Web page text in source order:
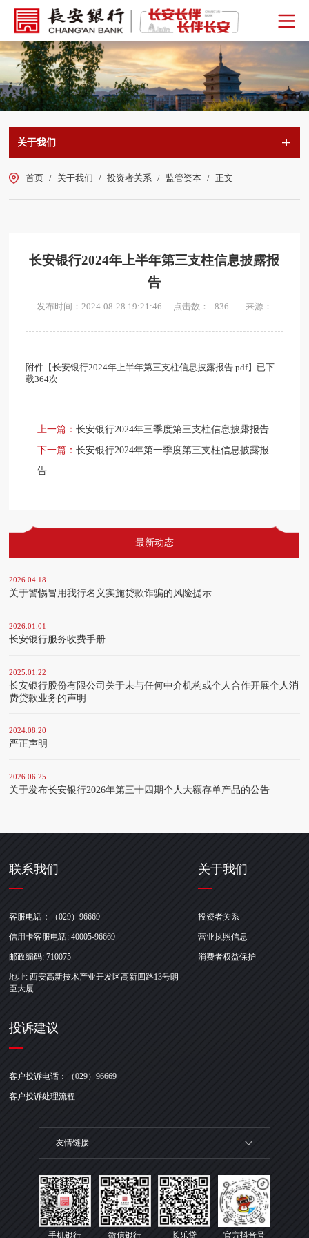
关于我们
首页 / 关于我们 / 投资者关系 / 监管资本 / 正文
长安银行2024年上半年第三支柱信息披露报
告
发布时间：2024-08-28 19:21:46 点击数： 836 来源：
附件【长安银行2024年上半年第三支柱信息披露报告.pdf】已下
载364次
上一篇：长安银行2024年三季度第三支柱信息披露报告
下一篇：长安银行2024年第一季度第三支柱信息披露报
告
最新动态
2026.04.18
关于警惕冒用我行名义实施贷款诈骗的风险提示
2026.01.01
长安银行服务收费手册
2025.01.22
长安银行股份有限公司关于未与任何中介机构或个人合作开展个人消
费贷款业务的声明
2024.08.20
严正声明
2026.06.25
关于发布长安银行2026年第三十四期个人大额存单产品的公告
联系我们
客服电话：（029）96669
信用卡客服电话: 40005-96669
邮政编码: 710075
地址: 西安高新技术产业开发区高新四路13号朗
臣大厦
关于我们
投资者关系
营业执照信息
消费者权益保护
投诉建议
客户投诉电话：（029）96669
客户投诉处理流程
友情链接
手机银行 微信银行 长乐贷 官方抖音号